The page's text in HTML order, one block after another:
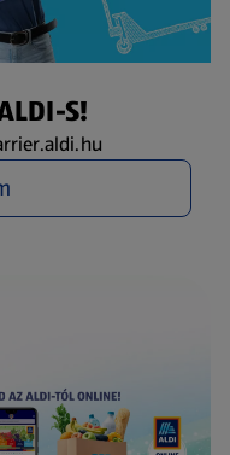
S!